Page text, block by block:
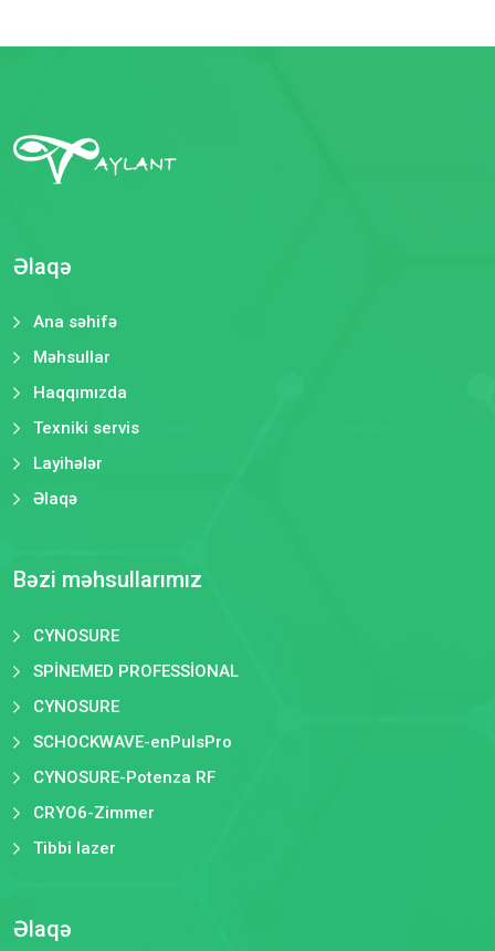
Əlaqə
Ana səhifə
Məhsullar
Haqqımızda
Texniki servis
Layihələr
Əlaqə
Bəzi məhsullarımız
CYNOSURE
SPİNEMED PROFESSİONAL
CYNOSURE
SCHOCKWAVE-enPulsPro
CYNOSURE-Potenza RF
CRYO6-Zimmer
Tibbi lazer
Əlaqə